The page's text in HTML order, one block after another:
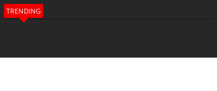
TRENDING